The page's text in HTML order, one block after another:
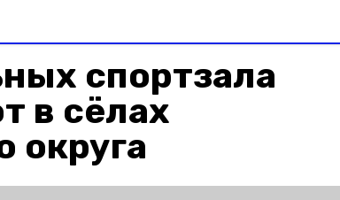
спортзала
в сёлах
округа